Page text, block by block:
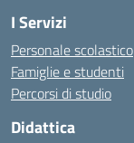
I Servizi
Personale scolastico
Famiglie e studenti
Percorsi di studio
Didattica